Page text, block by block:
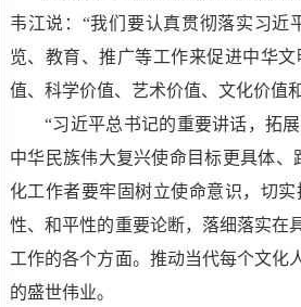
韦江说：“我们要认真贯彻落实习
览、教育、推广等工作来促进中华
值、科学价值、艺术价值、文化价值
“习近平总书记的重要讲话，拓
中华民族伟大复兴使命目标更具体
化工作者要牢固树立使命意识，切
性、和平性的重要论断，落细落实在
工作的各个方面。推动当代每个文化
的盛世伟业。